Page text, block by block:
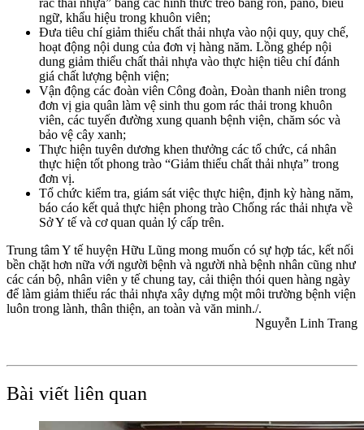
ngữ, khẩu hiệu trong khuôn viên;
Đưa tiêu chí giảm thiểu chất thải nhựa vào nội quy, quy chế,
hoạt động nội dung của đơn vị hàng năm. Lồng ghép nội
dung giảm thiểu chất thải nhựa vào thực hiện tiêu chí đánh
giá chất lượng bệnh viện;
Vận động các đoàn viên Công đoàn, Đoàn thanh niên trong
đơn vị gia quân làm vệ sinh thu gom rác thải trong khuôn
viên, các tuyến đường xung quanh bệnh viện, chăm sóc và
bảo vệ cây xanh;
Thực hiện tuyên dương khen thưởng các tổ chức, cá nhân
thực hiện tốt phong trào “Giảm thiểu chất thải nhựa” trong
đơn vị.
Tổ chức kiểm tra, giám sát việc thực hiện, định kỳ hàng năm,
báo cáo kết quả thực hiện phong trào Chống rác thải nhựa về
Sở Y tế và cơ quan quản lý cấp trên.
Trung tâm Y tế huyện Hữu Lũng mong muốn có sự hợp tác, kết nối
bền chặt hơn nữa với người bệnh và người nhà bệnh nhân cũng như
các cán bộ, nhân viên y tế chung tay, cải thiện thói quen hàng ngày
để làm giảm thiểu rác thải nhựa xây dựng một môi trường bệnh viện
luôn trong lành, thân thiện, an toàn và văn minh./.
Nguyễn Linh Trang
Bài viết liên quan